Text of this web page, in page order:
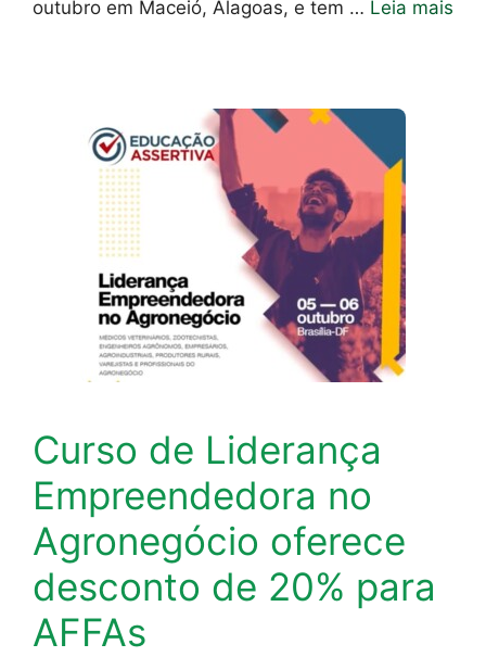
outubro em Maceió, Alagoas, e tem … Leia mais
Curso de Liderança
Empreendedora no
Agronegócio oferece
desconto de 20% para
AFFAs